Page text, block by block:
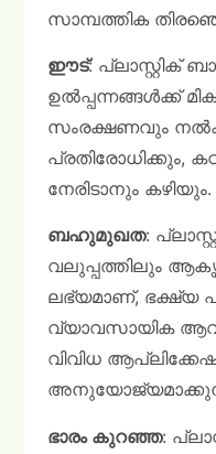
സാമ്പത്തിക
ഈട്: പ്ലാസ്റ്റിക്
ഉൽപ്പന്നങ്ങൾക്ക്
സംരക്ഷണവും
പ്രതിരോധിക്കും,
നേരിടാനും കഴിയും.
ബഹുമുഖത:
വലുപ്പത്തിലും
ലഭ്യമാണ്, ഭക്ഷ്യ
വ്യാവസായിക
വിവിധ
ഭാരം കുറഞ്ഞ: